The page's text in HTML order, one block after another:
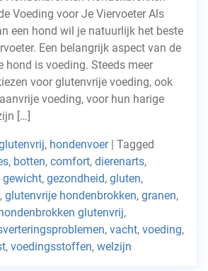
Voeding voor Je Viervoeter Als
een hond wil je natuurlijk het beste
Een belangrijk aspect van de
hond is voeding. Steeds meer
voor glutenvrije voeding, ook
voeding, voor hun harige
[…]
, hondenvoer| Tagged
, botten, comfort, dierenarts,
gewicht, gezondheid, gluten,
, glutenvrije hondenbrokken, granen,
glutenvrij,
, vacht, voeding,
, voedingsstoffen, welzijn